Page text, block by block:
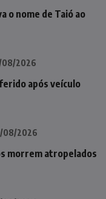
o nome de Taió ao
08/2026
após veículo
08/2026
morrem atropelados